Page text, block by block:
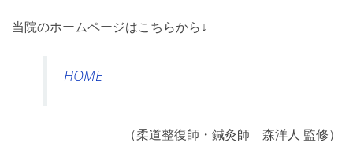
当院のホームページはこちらから↓
HOME
（柔道整復師・鍼灸師 森洋人 監修）